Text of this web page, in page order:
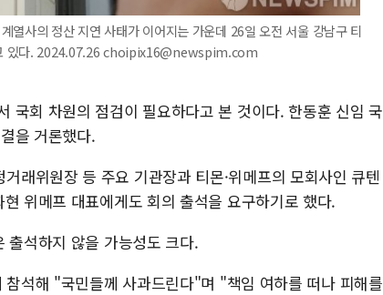
열사의 정산 지연 사태가 이어지는 가운데 26일 오전 서울 강남구 티
있다. 2024.07.26 choipix16@newspim.com
국회 차원의 점검이 필요하다고 본 것이다. 한동훈 신임 국
을 거론했다.
래위원장 등 주요 기관장과 티몬·위메프의 모회사인 큐텐
위메프 대표에게도 회의 출석을 요구하기로 했다.
출석하지 않을 가능성도 크다.
석해 "국민들께 사과드린다"며 "책임 여하를 떠나 피해를